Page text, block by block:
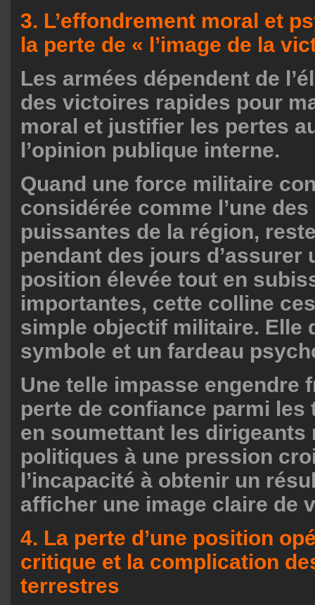
3. L’effondrement moral et
la perte de « l’image de la
Les armées dépendent de
des victoires rapides pour
moral et justifier les pertes
l’opinion publique interne.
Quand une force militaire
considérée comme l’une
puissantes de la région,
pendant des jours d’assurer
position élevée tout en
importantes, cette colline
simple objectif militaire. Elle
symbole et un fardeau
Une telle impasse engendre
perte de confiance parmi les
en soumettant les dirigeants
politiques à une pression
l’incapacité à obtenir un
afficher une image claire de
4. La perte d’une position
critique et la complication
terrestres